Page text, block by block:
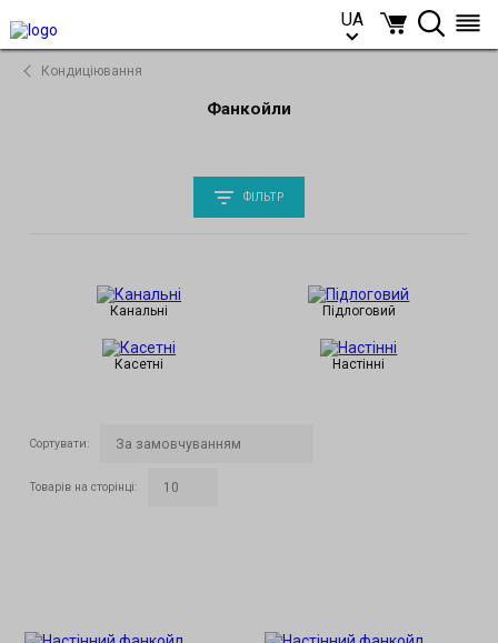
UA
Кондиціювання
Фанкойли
ФІЛЬТР
Канальні Підлоговий
Касетні Настінні
Сортувати:
Товарів на сторінці: